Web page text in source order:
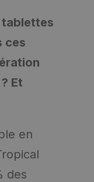
tablettes
ces
Et
en
des